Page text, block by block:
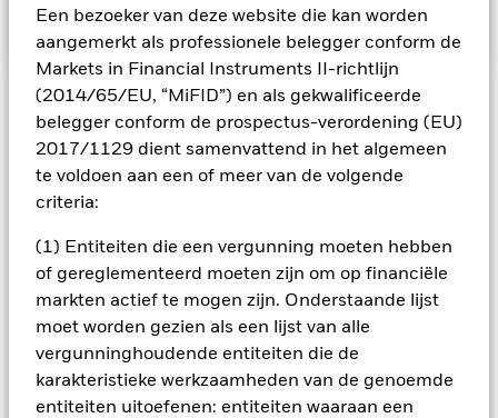
Een bezoeker van deze website die kan worden
aangemerkt als professionele belegger conform de
Markets in Financial Instruments II-richtlijn
(2014/65/EU, “MiFID”) en als gekwalificeerde
belegger conform de prospectus-verordening (EU)
2017/1129 dient samenvattend in het algemeen
te voldoen aan een of meer van de volgende
criteria:
(1) Entiteiten die een vergunning moeten hebben
of gereglementeerd moeten zijn om op financiële
markten actief te mogen zijn. Onderstaande lijst
moet worden gezien als een lijst van alle
vergunninghoudende entiteiten die de
karakteristieke werkzaamheden van de genoemde
entiteiten uitoefenen: entiteiten waaraan een
aandelen die deel uitmaken van de benchmarkindex.
BELANGRIJKE GEGEVENS: Kapitaalrisico.
De waarde en
zijn niet gegarandeerd. Beleggers verliezen mogelijk hun
oorspronkelijke inleg.
genoteerd zijn in een vreemde valuta; schommelingen van de
waarde van de belegging. Het fonds belegt in een beperkt
aantal marktsectoren. Vergeleken met beleggingen die het
beleggingsrisico spreiden door in meerdere sectoren te
beleggen kunnen de schommelingen van de aandelenkoers
een groter effect hebben op de algehele waarde van dit